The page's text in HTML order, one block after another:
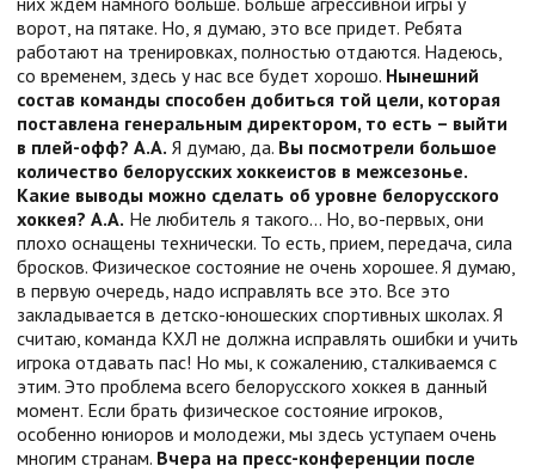
ворот, на пятаке. Но, я думаю, это все придет. Ребята
работают на тренировках, полностью отдаются. Надеюсь,
со временем, здесь у нас все будет хорошо. Нынешний
состав команды способен добиться той цели, которая
поставлена генеральным директором, то есть – выйти
в плей-офф? А.А. Я думаю, да. Вы посмотрели большое
количество белорусских хоккеистов в межсезонье.
Какие выводы можно сделать об уровне белорусского
хоккея? А.А. Не любитель я такого… Но, во-первых, они
плохо оснащены технически. То есть, прием, передача, сила
бросков. Физическое состояние не очень хорошее. Я думаю,
в первую очередь, надо исправлять все это. Все это
закладывается в детско-юношеских спортивных школах. Я
считаю, команда КХЛ не должна исправлять ошибки и учить
игрока отдавать пас! Но мы, к сожалению, сталкиваемся с
этим. Это проблема всего белорусского хоккея в данный
момент. Если брать физическое состояние игроков,
особенно юниоров и молодежи, мы здесь уступаем очень
многим странам. Вчера на пресс-конференции после